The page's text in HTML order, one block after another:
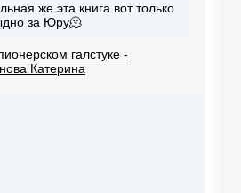
же эта книга вот только
за Юру🫠
галстуке -
Катерина